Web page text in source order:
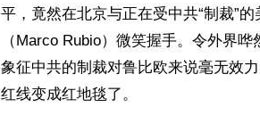
平，竟然在北京与正在受中共“制裁”
（Marco Rubio）微笑握手。令外界
象征中共的制裁对鲁比欧来说毫无效
红线变成红地毯了。